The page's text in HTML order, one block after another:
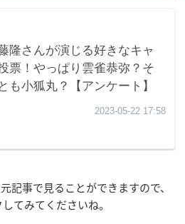
記事で見ることができますので、
てみてくださいね。